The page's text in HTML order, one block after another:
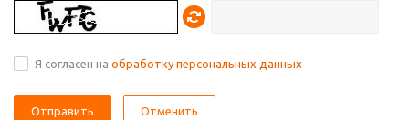
Я согласен на обработку персональных данных
Отменить